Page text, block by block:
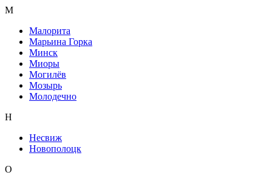
М
Малорита
Марьина Горка
Минск
Миоры
Могилёв
Мозырь
Молодечно
Н
Несвиж
Новополоцк
О